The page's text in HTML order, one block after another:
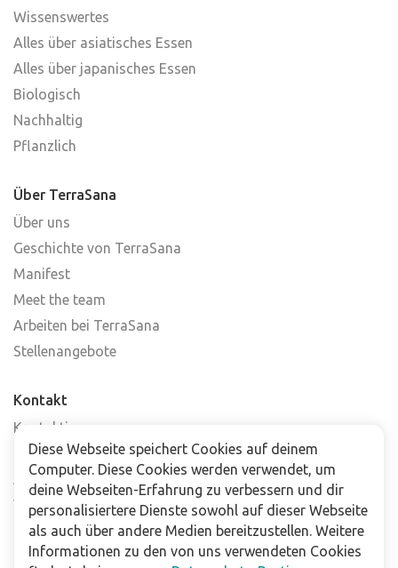
Wissenswertes
Alles über asiatisches Essen
Alles über japanisches Essen
Biologisch
Nachhaltig
Pflanzlich
Über TerraSana
Über uns
Geschichte von TerraSana
Manifest
Meet the team
Arbeiten bei TerraSana
Stellenangebote
Kontakt
Kontaktiere uns
Häufig gestellte Fragen
Abonniere unseren Newsletter
Verkaufsstellen
Für Unternehmen
Diese Webseite speichert Cookies auf deinem
Computer. Diese Cookies werden verwendet, um
deine Webseiten-Erfahrung zu verbessern und dir
personalisiertere Dienste sowohl auf dieser Webseite
als auch über andere Medien bereitzustellen. Weitere
Informationen zu den von uns verwendeten Cookies